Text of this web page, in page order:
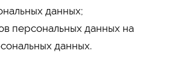
данных;
персональных данных на
данных.